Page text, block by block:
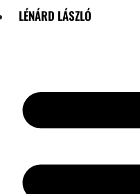
LÉNÁRD LÁSZLÓ